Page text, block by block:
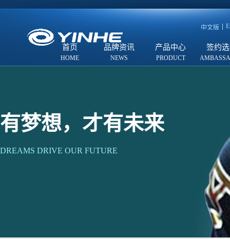
中文版
首页 品牌资讯 产品中心 签约
有梦想，才有未来
DREAMS DRIVE OUR FUTURE